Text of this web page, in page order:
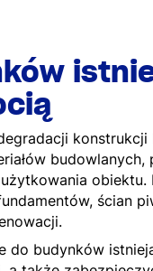
konstrukcji
ścian
do budynków